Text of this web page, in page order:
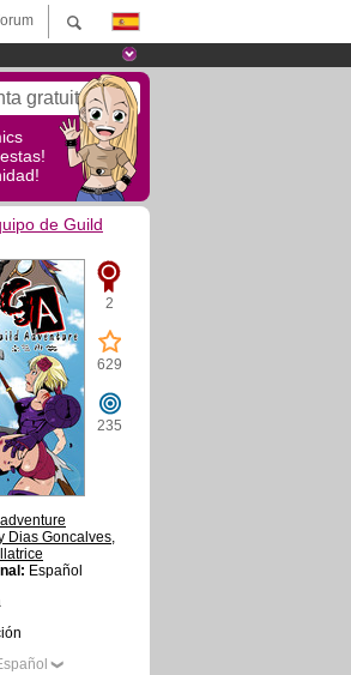
gratuita
de Guild
2
629
235
Dias Goncalves,
Español